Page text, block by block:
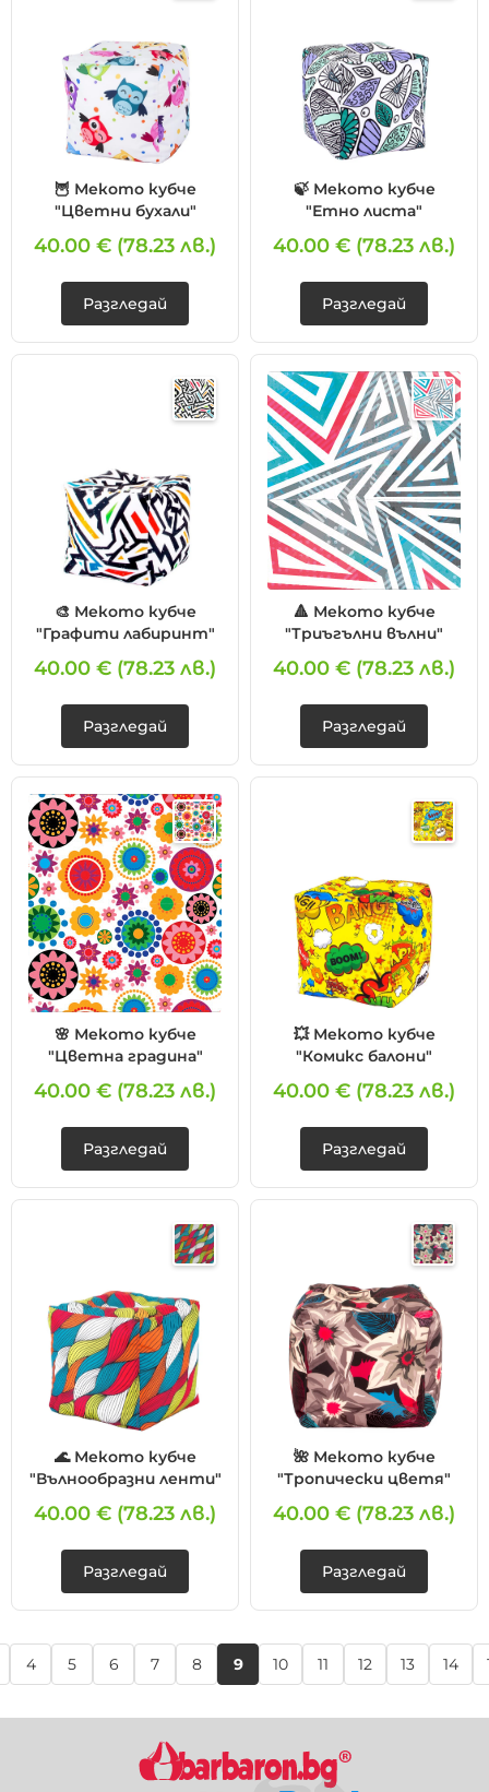
🦉 Мекото кубче
"Цветни бухали"
40.00 € (78.23 лв.)
Разгледай
🍃 Мекото кубче
"Етно листа"
40.00 € (78.23 лв.)
Разгледай
🎨 Мекото кубче
"Графити лабиринт"
40.00 € (78.23 лв.)
Разгледай
🔺 Мекото кубче
"Триъгълни вълни"
40.00 € (78.23 лв.)
Разгледай
🌸 Мекото кубче
"Цветна градина"
40.00 € (78.23 лв.)
Разгледай
💥 Мекото кубче
"Комикс балони"
40.00 € (78.23 лв.)
Разгледай
🌊 Мекото кубче
"Вълнообразни ленти"
40.00 € (78.23 лв.)
Разгледай
🌺 Мекото кубче
"Тропически цветя"
40.00 € (78.23 лв.)
Разгледай
4 5 6 7 8 9 10 11 12 13 14